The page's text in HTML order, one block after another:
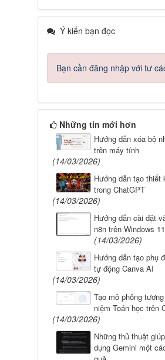
Ý kiến bạn đọc
Bạn cần đăng nhập với tư
Những tin mới hơn
Hướng dẫn xóa bộ
trên máy tính
(14/03/2026)
Hướng dẫn tạo thiết
trong ChatGPT
(14/03/2026)
Hướng dẫn cài đặt
n8n trên Windows 11
(14/03/2026)
Hướng dẫn tạo phụ
tự động Canva AI
(14/03/2026)
Tạo mô phỏng
niệm Toán học trên
(14/03/2026)
Những thủ thuật
dụng Gemini một